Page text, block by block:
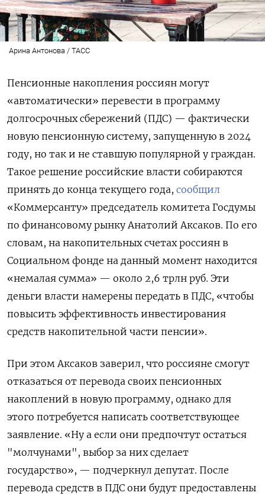
Арина Антонова / ТАСС
Пенсионные накопления россиян могут
«автоматически» перевести в программу
долгосрочных сбережений (ПДС) — фактически
новую пенсионную систему, запущенную в 2024
году, но так и не ставшую популярной у граждан.
Такое решение российские власти собираются
принять до конца текущего года, сообщил
«Коммерсанту» председатель комитета Госдумы
по финансовому рынку Анатолий Аксаков. По его
словам, на накопительных счетах россиян в
Социальном фонде на данный момент находится
«немалая сумма» — около 2,6 трлн руб. Эти
деньги власти намерены передать в ПДС, «чтобы
повысить эффективность инвестирования
средств накопительной части пенсии».
При этом Аксаков заверил, что россияне смогут
отказаться от перевода своих пенсионных
накоплений в новую программу, однако для
этого потребуется написать соответствующее
заявление. «Ну а если они предпочтут остаться
"молчунами", выбор за них сделает
государство», — подчеркнул депутат. После
перевода средств в ПДС они будут предоставлены